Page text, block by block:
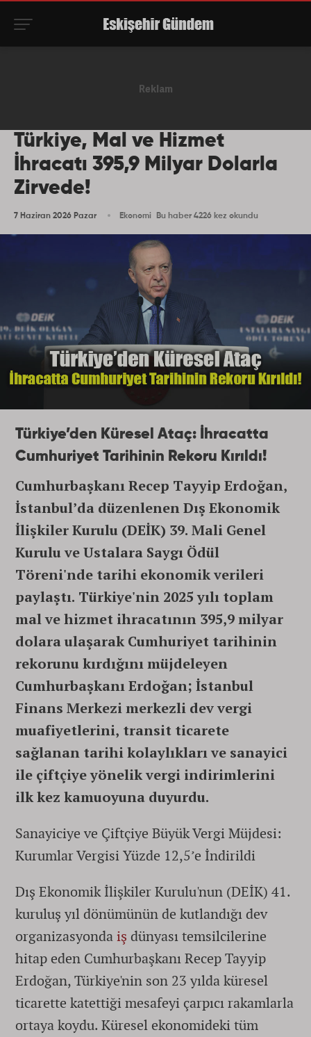
Türkiye, Mal ve Hizmet
İhracatı 395,9 Milyar Dolarla
Zirvede!
7 Haziran 2026 Pazar Ekonomi Bu haber 4226 kez okundu
Türkiye’den Küresel Ataç: İhracatta
Cumhuriyet Tarihinin Rekoru Kırıldı!
Cumhurbaşkanı Recep Tayyip Erdoğan,
İstanbul’da düzenlenen Dış Ekonomik
İlişkiler Kurulu (DEİK) 39. Mali Genel
Kurulu ve Ustalara Saygı Ödül
Töreni'nde tarihi ekonomik verileri
paylaştı. Türkiye'nin 2025 yılı toplam
mal ve hizmet ihracatının 395,9 milyar
dolara ulaşarak Cumhuriyet tarihinin
rekorunu kırdığını müjdeleyen
Cumhurbaşkanı Erdoğan; İstanbul
Finans Merkezi merkezli dev vergi
muafiyetlerini, transit ticarete
sağlanan tarihi kolaylıkları ve sanayici
ile çiftçiye yönelik vergi indirimlerini
ilk kez kamuoyuna duyurdu.
Sanayiciye ve Çiftçiye Büyük Vergi Müjdesi:
Kurumlar Vergisi Yüzde 12,5’e İndirildi
Dış Ekonomik İlişkiler Kurulu'nun (DEİK) 41.
kuruluş yıl dönümünün de kutlandığı dev
organizasyondaiş dünyası temsilcilerine
hitap eden Cumhurbaşkanı Recep Tayyip
Erdoğan, Türkiye'nin son 23 yılda küresel
ticarette katettiği mesafeyi çarpıcı rakamlarla
ortaya koydu. Küresel ekonomideki tüm